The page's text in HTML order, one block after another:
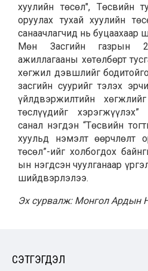
хуулийн төсөл", Төсвийн
оруулах тухай хуулийн
санаачлагчид нь буцаахаар
Мөн Засгийн газрын
ажиллагааны хөтөлбөрт
хөгжил дэвшлийг
засгийн суурийг тэлэх
үйлдвэржилтийн
төслүүдийг хэрэгжүүлэх”
санал нэгдэн “Төсвийн
хуульд нэмэлт өөрчлөлт
төсөл”-ийг холбогдох
ын нэгдсэн чуулганаар
шийдвэрлэлээ.
Эх сурвалж: Монгол Ардын
СЭТГЭГДЭЛ